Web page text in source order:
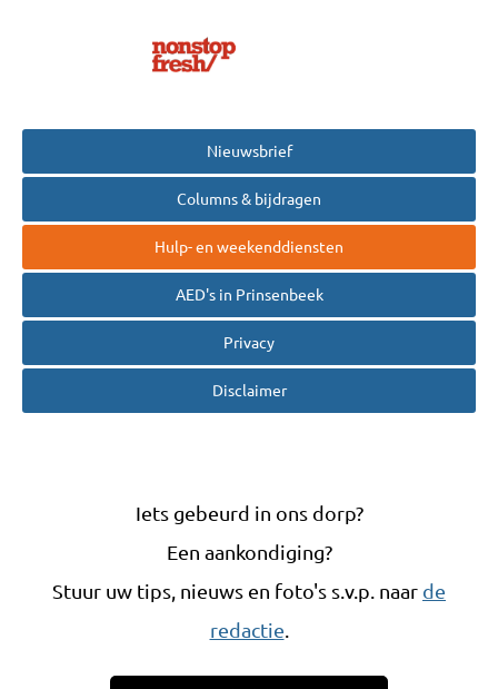
Nieuwsbrief
Columns & bijdragen
Hulp- en weekenddiensten
AED's in Prinsenbeek
Privacy
Disclaimer
Iets gebeurd in ons dorp?
Een aankondiging?
Stuur uw tips, nieuws en foto's s.v.p. naar de
redactie